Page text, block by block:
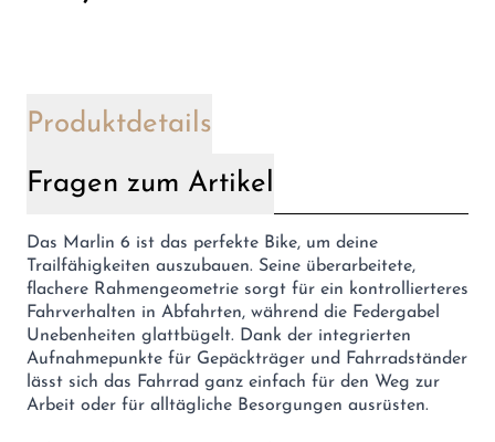
Produktdetails
Fragen zum Artikel
Das Marlin 6 ist das perfekte Bike, um deine
Trailfähigkeiten auszubauen. Seine überarbeitete,
flachere Rahmengeometrie sorgt für ein kontrollierteres
Fahrverhalten in Abfahrten, während die Federgabel
Unebenheiten glattbügelt. Dank der integrierten
Aufnahmepunkte für Gepäckträger und Fahrradständer
lässt sich das Fahrrad ganz einfach für den Weg zur
Arbeit oder für alltägliche Besorgungen ausrüsten.